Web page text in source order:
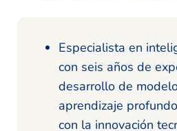
Especialista en
con seis años de
desarrollo de
aprendizaje
con la innovación